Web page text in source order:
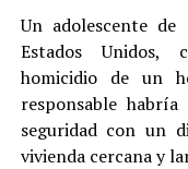
Un adolescente
Estados Unidos,
homicidio de un
responsable
seguridad con un
vivienda cercana y